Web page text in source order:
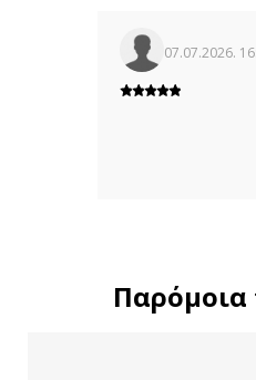
07.07.2026.
Παρόμοια